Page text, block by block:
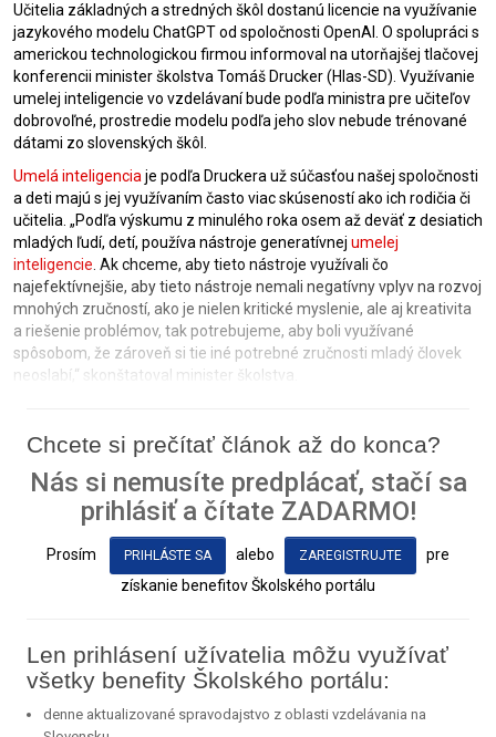
Učitelia základných a stredných škôl dostanú licencie na využívanie
jazykového modelu ChatGPT od spoločnosti OpenAI. O spolupráci s
americkou technologickou firmou informoval na utorňajšej tlačovej
konferencii minister školstva Tomáš Drucker (Hlas-SD). Využívanie
umelej inteligencie vo vzdelávaní bude podľa ministra pre učiteľov
dobrovoľné, prostredie modelu podľa jeho slov nebude trénované
dátami zo slovenských škôl.
Umelá inteligencia je podľa Druckera už súčasťou našej spoločnosti
a deti majú s jej využívaním často viac skúseností ako ich rodičia či
učitelia. „Podľa výskumu z minulého roka osem až deväť z desiatich
mladých ľudí, detí, používa nástroje generatívnej umelej
inteligencie . Ak chceme, aby tieto nástroje využívali čo
najefektívnejšie, aby tieto nástroje nemali negatívny vplyv na rozvoj
mnohých zručností, ako je nielen kritické myslenie, ale aj kreativita
a riešenie problémov, tak potrebujeme, aby boli využívané
spôsobom, že zároveň si tie iné potrebné zručnosti mladý človek
neoslabí,“ skonštatoval minister školstva.
Chcete si prečítať článok až do konca?
Nás si nemusíte predplácať, stačí sa
prihlásiť a čítate ZADARMO!
Prosím PRIHLÁSTE SA alebo ZAREGISTRUJTE
pre
získanie benefitov Školského portálu
Len prihlásení užívatelia môžu využívať
všetky benefity Školského portálu:
denne aktualizované spravodajstvo z oblasti vzdelávania na